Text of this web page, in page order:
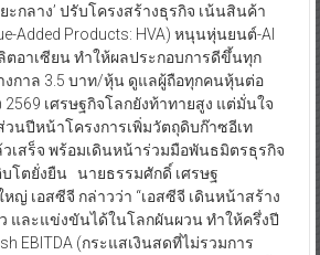
อาเซียน ทำให้ผลประกอบการดีขึ้นทุก
งกาล 3.5 บาท/หุ้น ดูแลผู้ถือทุกคนหุ้นต่อ
เศรษฐกิจโลกยังท้าทายสูง แต่มั่นใจ
วนปีหน้าโครงการเพิ่มวัตถุดิบก๊าซอีเท
เสร็จ พร้อมเดินหน้าร่วมมือพันธมิตรธุรกิจ
บโตยั่งยืน นายธรรมศักดิ์ เศรษฐ
ญ่ เอสซีจี กล่าวว่า “เอสซีจี เดินหน้าสร้าง
และแข่งขันได้ในโลกผันผวน ทำให้ครึ่งปี
EBITDA (กระแสเงินสดที่ไม่รวมการ
หลือ การด้อยค่า และรายการที่ไม่เกิดขึ้น
รายการที่ไม่ใช่เงินสด) เพิ่มขึ้น 35% จาก